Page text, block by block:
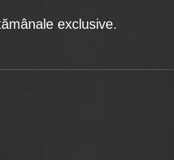
exclusive.